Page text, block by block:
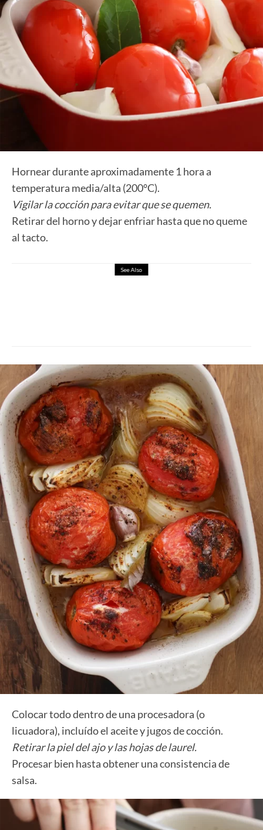
Hornear durante aproximadamente 1 hora a
temperatura media/alta (200°C).
Vigilar la cocción para evitar que se quemen.
Retirar del horno y dejar enfriar hasta que no queme
al tacto.
See Also
Colocar todo dentro de una procesadora (o
licuadora), incluído el aceite y jugos de cocción.
Retirar la piel del ajo y las hojas de laurel.
Procesar bien hasta obtener una consistencia de
salsa.